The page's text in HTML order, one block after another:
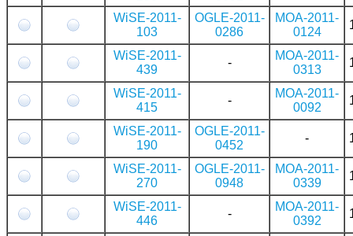
WiSE-2011-
103
OGLE-2011-
0286
MOA-2011-
0124
WiSE-2011-
439
-
MOA-2011-
0313
WiSE-2011-
415
-
MOA-2011-
0092
WiSE-2011-
190
OGLE-2011-
0452
-
WiSE-2011-
270
OGLE-2011-
0948
MOA-2011-
0339
WiSE-2011-
446
-
MOA-2011-
0392